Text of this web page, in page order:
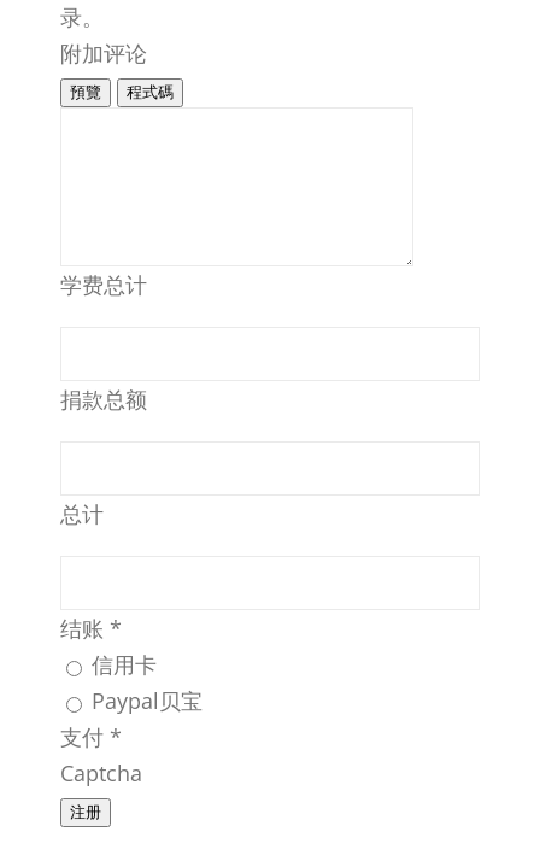
录。
附加评论
預覽 程式碼
学费总计
捐款总额
总计
结账 *
信用卡
Paypal贝宝
支付 *
Captcha
注册